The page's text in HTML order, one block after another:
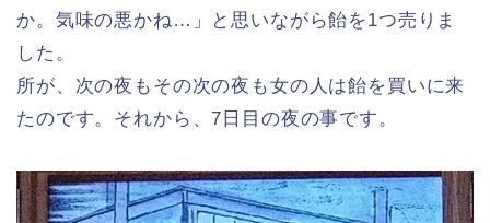
か。気味の悪かね…」と思いながら飴を1つ売りま
した。
所が、次の夜もその次の夜も女の人は飴を買いに来
たのです。それから、7日目の夜の事です。